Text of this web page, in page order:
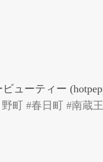
ューティー
#春日町 #南蔵王